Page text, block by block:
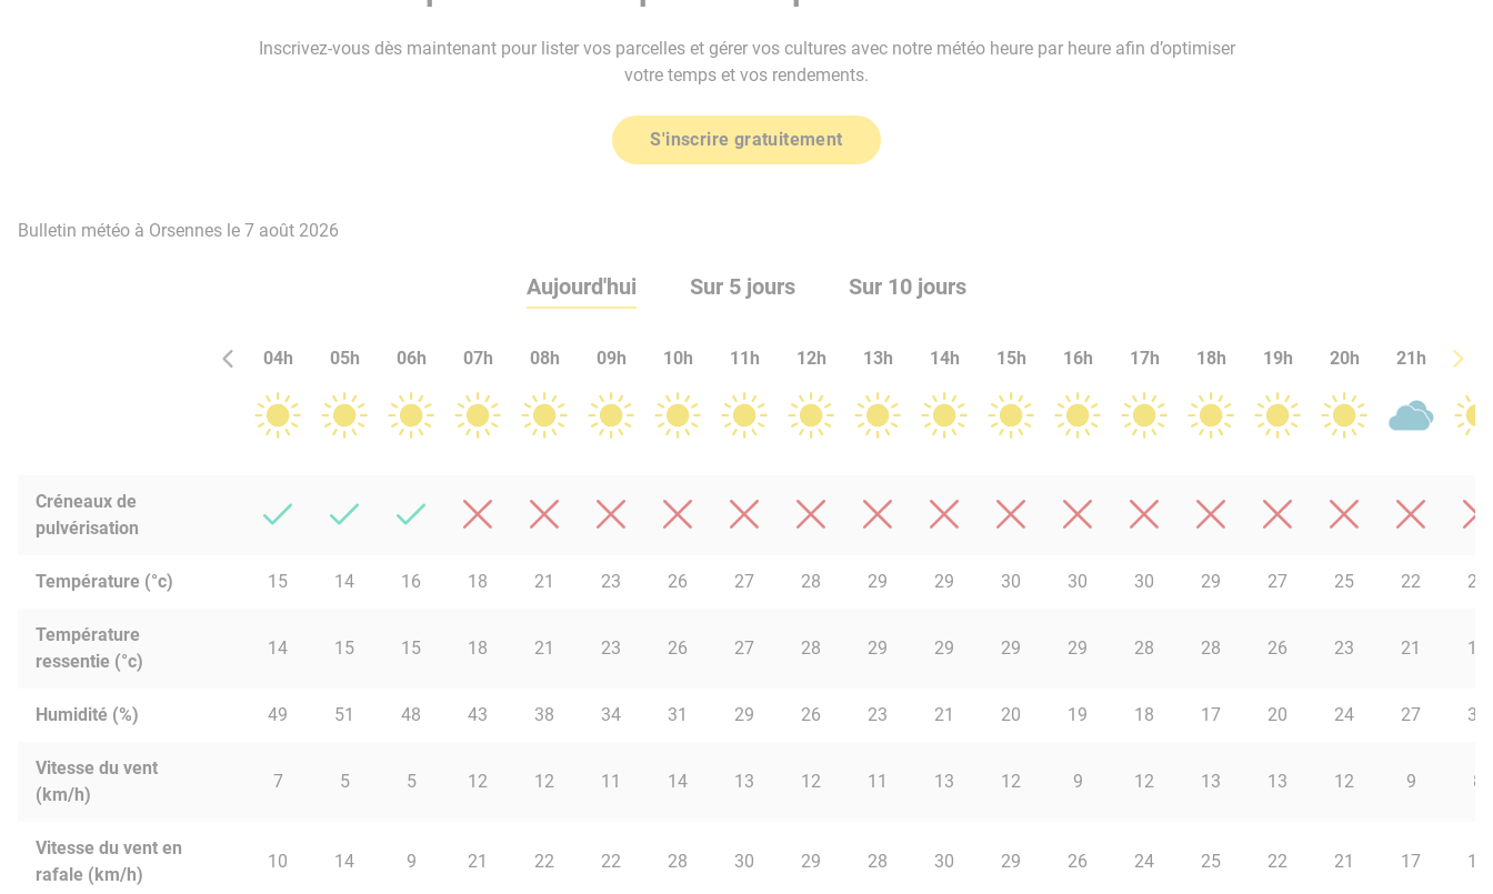
Inscrivez-vous dès maintenant pour lister vos parcelles et gérer vos cultures avec notre météo heure par heure afin d’optimiser
votre temps et vos rendements.
S'inscrire gratuitement
Bulletin météo à Orsennes le 7 août 2026
Aujourd'hui Sur 5 jours Sur 10 jours
04h 05h 06h 07h 08h 09h 10h 11h 12h 13h 14h 15h 16h 17h 18h 19h 20h 21h 22h
Créneaux de
pulvérisation
Température (°c) 15 14 16 18 21 23 26 27 28 29 29 30 30 30 29 27 25 22 20
Température
ressentie (°c)
14 15 15 18 21 23 26 27 28 29 29 29 29 28 28 26 23 21 19
Humidité (%) 49 51 48 43 38 34 31 29 26 23 21 20 19 18 17 20 24 27 30
Vitesse du vent
(km/h)
7 5 5 12 12 11 14 13 12 11 13 12 9 12 13 13 12 9 8
Vitesse du vent en
rafale (km/h)
10 14 9 21 22 22 28 30 29 28 30 29 26 24 25 22 21 17 14